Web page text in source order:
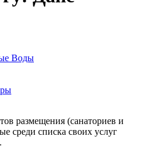
Воды
размещения (санаториев и
среди списка своих услуг
.